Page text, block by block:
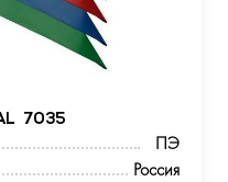
7035
ПЭ
Россия